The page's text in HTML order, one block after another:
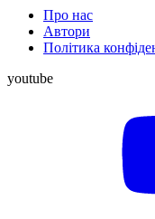
Про нас
Автори
Політика
youtube